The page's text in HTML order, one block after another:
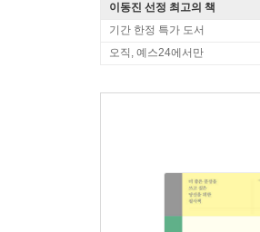
이동진 선정 최고의 책
기간 한정 특가 도서
오직, 예스24에서만